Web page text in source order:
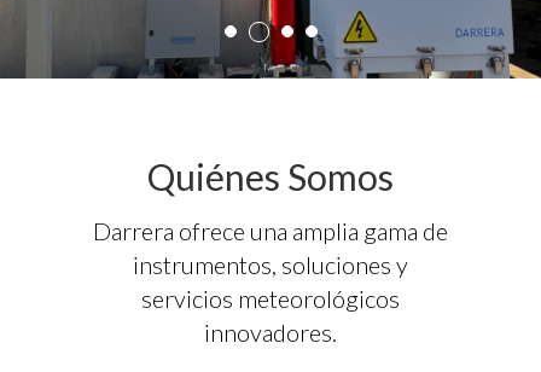
3 4
Quiénes Somos
Darrera ofrece una amplia gama de
instrumentos, soluciones y
servicios meteorológicos
innovadores.